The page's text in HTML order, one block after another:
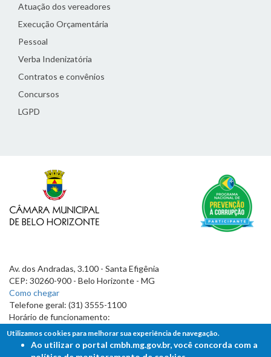
Atuação dos vereadores
Execução Orçamentária
Pessoal
Verba Indenizatória
Contratos e convênios
Concursos
LGPD
Av. dos Andradas, 3.100 - Santa Efigênia
CEP: 30260-900 - Belo Horizonte - MG
Como chegar
Telefone geral: (31) 3555-1100
Horário de funcionamento:
7h às 19h
Utilizamos cookies para melhorar sua experiência de navegação.
Ao utilizar o portal cmbh.mg.gov.br, você concorda com a